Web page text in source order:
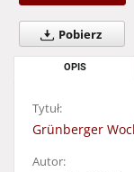
Pobierz
OPIS
Tytuł:
Grünberger
Autor: